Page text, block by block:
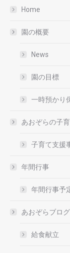
Home
園の概要
News
園の目標
一時預かり
あおぞらの子
子育て支援
年間行事
年間行事予
あおぞらブログ
給食献立